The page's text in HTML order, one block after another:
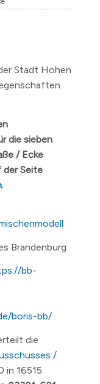
Stadt Hohen
die sieben
/ Ecke
der Seite
.
Brandenburg
bb-
boris-bb/
die
/
in 16515